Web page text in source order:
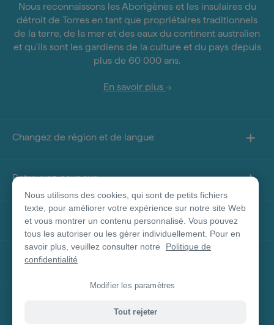
Nous reconnaissons les Aborigènes et les insulaires du
détroit de Torres en tant que propriétaires traditionnels
de la terre, de la mer et des eaux du continent australien
et qu'ils sont les gardiens de la culture et du pays depuis
plus de 60 000 ans.
En savoir plus
Changez de région et de langue
Retrouvez-nous sur
À propos de ce site
Autres sites
Nous utilisons des cookies, qui sont de petits fichiers
texte, pour améliorer votre expérience sur notre site Web
et vous montrer un contenu personnalisé. Vous pouvez
tous les autoriser ou les gérer individuellement. Pour en
savoir plus, veuillez consulter notre
Politique de
confidentialité
Tout rejeter
Modifier les paramètres